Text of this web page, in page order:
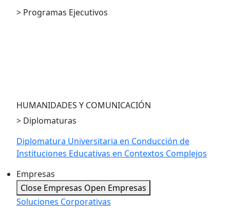
> Programas Ejecutivos
HUMANIDADES Y COMUNICACIÓN
> Diplomaturas
Diplomatura Universitaria en Conducción de
Instituciones Educativas en Contextos Complejos
Empresas
Close Empresas Open Empresas
Soluciones Corporativas